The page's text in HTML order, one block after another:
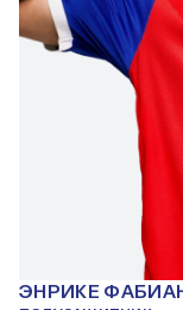
ЭНРИКЕ